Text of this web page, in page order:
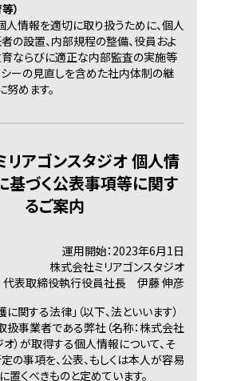
）
人情報を適切に取り扱うために、個人
の設置、内部規程の整備、役員およ
ならびに適正な内部監査の実施等
シーの見直しを含めた社内体制の継
めます。
リアゴンスタジオ 個人情
基づく公表事項等に関す
るご案内
運用開始：2023年6月1日
株式会社ミリアゴンスタジオ
代表取締役執行役員社長 伊藤 伸彦
関する法律」（以下、法といいます）
扱事業者である弊社（名称：株式会社
オ）が取得する個人情報について、そ
の事項を、公表、もしくは本人が容易
置くべきものと定めています。